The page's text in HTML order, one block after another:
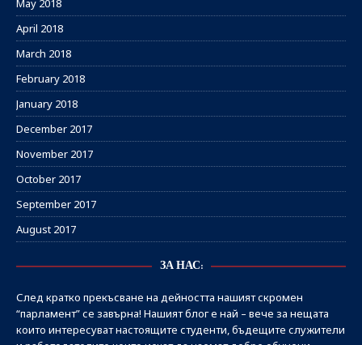
May 2018
April 2018
March 2018
February 2018
January 2018
December 2017
November 2017
October 2017
September 2017
August 2017
ЗА НАС:
След кратко прекъсване на дейността нашият скромен
“парламент” се завърна! Нашият блог е най – вече за нещата
които интересуват настоящите студенти, бъдещите служители